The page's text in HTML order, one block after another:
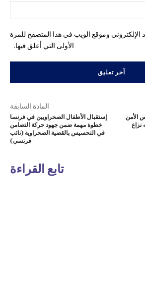
وموقع الويب في هذا المتصفح للمرة
الأولى التي أعلق فيها.
المادة السابقة
إستقبال الأطفال الصحراويين في فرنسا
خطوة مهمة ضمن جهود حركة التضامن
في التحسيس بالقضية الصحراوية (نائب
فرنسي)
الأمن
نزاع
تابع القراءة